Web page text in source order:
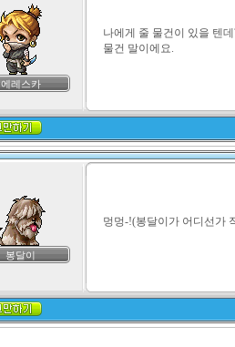
에레스카
나에게 줄 물건이 있을 텐
물건 말이에요.
봉달이
멍멍-!(봉달이가 어디선가